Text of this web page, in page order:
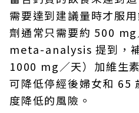
需要達到建議量時才服
劑通常只需要約 500
meta-analysis 提到，
1000 mg／天）加維生
可降低停經後婦女和 65
度降低的風險。